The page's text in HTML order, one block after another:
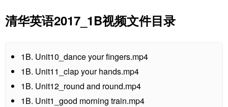
清华英语2017_1B视频文件目录
1B. Unit10_dance your fingers.mp4
1B. Unit11_clap your hands.mp4
1B. Unit12_round and round.mp4
1B. Unit1_good morning train.mp4